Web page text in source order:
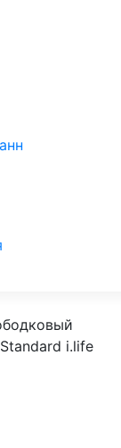
i.life